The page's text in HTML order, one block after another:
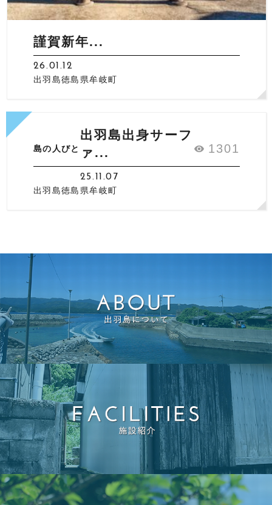
謹賀新年...
26.01.12
出羽島徳島県牟岐町
島の人びと 1301
出羽島出身サーフ
ァ...
25.11.07
出羽島徳島県牟岐町